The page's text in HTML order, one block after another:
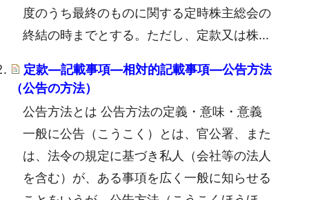
度のうち最終のものに関する定時株主総会の
終結の時までとする。ただし、定款又は株...
定款―記載事項―相対的記載事項―公告方法
（公告の方法）
公告方法とは 公告方法の定義・意味・意義
一般に公告（こうこく）とは、官公署、また
は、法令の規定に基づき私人（会社等の法人
を含む）が、ある事項を広く一般に知らせる